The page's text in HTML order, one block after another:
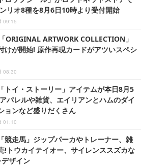
リオ8種を8月6日10時より受付開始
09:15
ORIGINAL ARTWORK COLLECTION」
けが開始! 原作再現カードがアツいスペシ
08:30
トイ・ストーリー」アイテムが本日8月5
パレルや雑貨、エイリアンとハムのダイ
ョンなど盛りだくさん
01:10
競走馬」ジップパーカやトレーナー、雑
!トウカイテイオー、サイレンススズカな
ザイン